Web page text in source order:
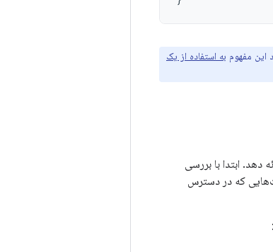
این مفهوم به استفاده از یک
دهد. ابتدا با بررسی
که در دسترس